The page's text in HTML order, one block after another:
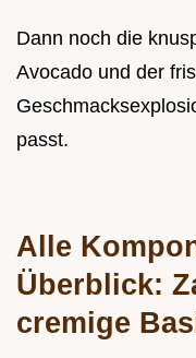
Dann noch die
Avocado und der
passt.
Alle
Überblick:
cremige